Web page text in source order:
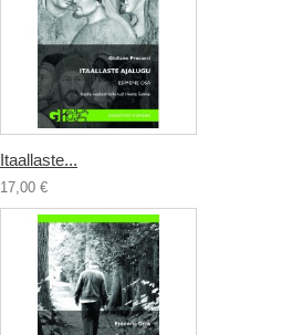
Itaallaste...
17,00 €